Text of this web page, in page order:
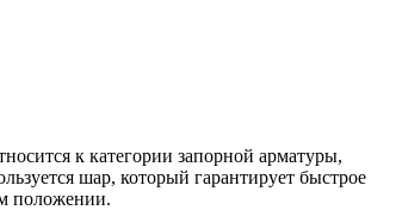
к категории запорной арматуры,
шар, который гарантирует быстрое
положении.